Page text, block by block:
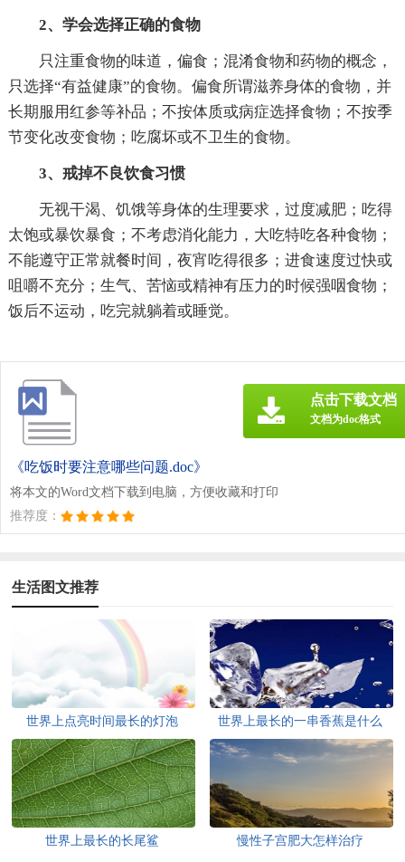
2、学会选择正确的食物
只注重食物的味道，偏食；混淆食物和药物的概念，
只选择“有益健康”的食物。偏食所谓滋养身体的食物，并
长期服用红参等补品；不按体质或病症选择食物；不按季
节变化改变食物；吃腐坏或不卫生的食物。
3、戒掉不良饮食习惯
无视干渴、饥饿等身体的生理要求，过度减肥；吃得
太饱或暴饮暴食；不考虑消化能力，大吃特吃各种食物；
不能遵守正常就餐时间，夜宵吃得很多；进食速度过快或
咀嚼不充分；生气、苦恼或精神有压力的时候强咽食物；
饭后不运动，吃完就躺着或睡觉。
《吃饭时要注意哪些问题.doc》
将本文的Word文档下载到电脑，方便收藏和打印
推荐度：
点击下载文档
文档为doc格式
生活图文推荐
世界上点亮时间最长的灯泡 世界上最长的一串香蕉是什么
世界上最长的长尾鲨 慢性子宫肥大怎样治疗